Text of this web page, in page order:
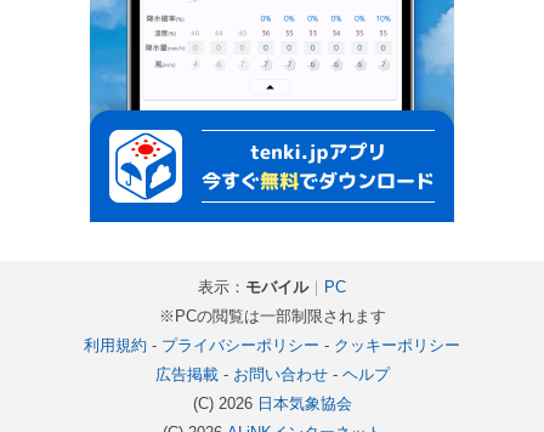
表示： モバイル｜
PC
※PCの閲覧は一部制限されます
利用規約 - プライバシーポリシー - クッキーポリシー
広告掲載- お問い合わせ- ヘルプ
(C) 2026 日本気象協会